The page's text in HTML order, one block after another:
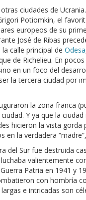
ciudades de
Potiomkin, el
europeos de su
José de Ribas
calle principal de Odesa
de Richelieu. En
en un foco del
la tercera ciudad por
la zona franca
Y ya que la
hicieron la vista gorda
en la verdadera “madre”,
del Sur fue destruida
luchaba valientemente
Patria en 1941 y
con hombría
e intricadas son